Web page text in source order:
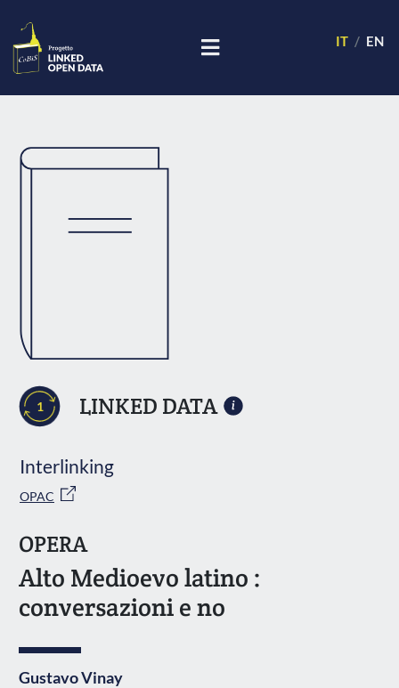
IT EN
1 LINKED DATA
Interlinking
OPAC
OPERA
Alto Medioevo latino :
conversazioni e no
Gustavo Vinay